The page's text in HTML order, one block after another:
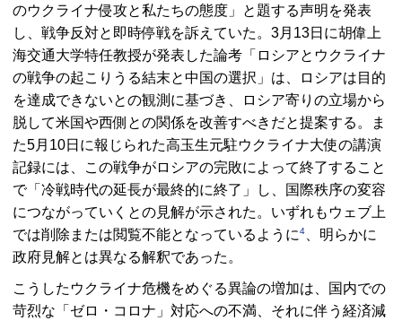
のウクライナ侵攻と私たちの態度」と題する声明を発表
し、戦争反対と即時停戦を訴えていた。3月13日に胡偉上
海交通大学特任教授が発表した論考「ロシアとウクライナ
の戦争の起こりうる結末と中国の選択」は、ロシアは目的
を達成できないとの観測に基づき、ロシア寄りの立場から
脱して米国や西側との関係を改善すべきだと提案する。ま
た5月10日に報じられた高玉生元駐ウクライナ大使の講演
記録には、この戦争がロシアの完敗によって終了すること
で「冷戦時代の延長が最終的に終了」し、国際秩序の変容
につながっていくとの見解が示された。いずれもウェブ上
では削除または閲覧不能となっているように4
、明らかに
政府見解とは異なる解釈であった。
こうしたウクライナ危機をめぐる異論の増加は、国内での
苛烈な「ゼロ・コロナ」対応への不満、それに伴う経済減